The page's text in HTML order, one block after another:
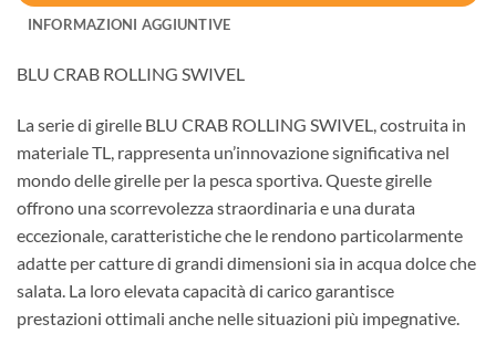
INFORMAZIONI AGGIUNTIVE
BLU CRAB ROLLING SWIVEL
La serie di girelle BLU CRAB ROLLING SWIVEL, costruita in
materiale TL, rappresenta un’innovazione significativa nel
mondo delle girelle per la pesca sportiva. Queste girelle
offrono una scorrevolezza straordinaria e una durata
eccezionale, caratteristiche che le rendono particolarmente
adatte per catture di grandi dimensioni sia in acqua dolce che
salata. La loro elevata capacità di carico garantisce
prestazioni ottimali anche nelle situazioni più impegnative.